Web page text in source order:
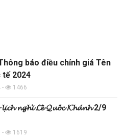
báo điều chỉnh giá Tên
tế 2024
- 1466
𝓷𝓰𝓱𝓲̉ 𝓛𝓮̂̃ 𝓠𝓾𝓸̂́𝓬 𝓚𝓱𝓪́𝓷𝓱 2/9
- 1619